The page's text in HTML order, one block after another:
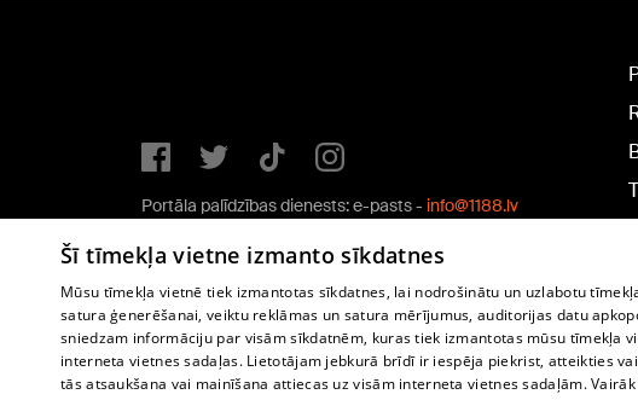
Portāla palīdzības dienests: e-pasts - info@1188.lv
Copyright © 2004-2026 SIA HELIO MEDIA.
Šī tīmekļa vietne izmanto sīkdatnes
Mūsu tīmekļa vietnē tiek izmantotas sīkdatnes, lai nodrošinātu un uzlabotu
satura ģenerēšanai, veiktu reklāmas un satura mērījumus, auditorijas datu
sniedzam informāciju par visām sīkdatnēm, kuras tiek izmantotas mūsu tīmekļa
interneta vietnes sadaļas. Lietotājam jebkurā brīdī ir iespēja piekrist, atteikties
tās atsaukšana vai mainīšana attiecas uz visām interneta vietnes sadaļām.